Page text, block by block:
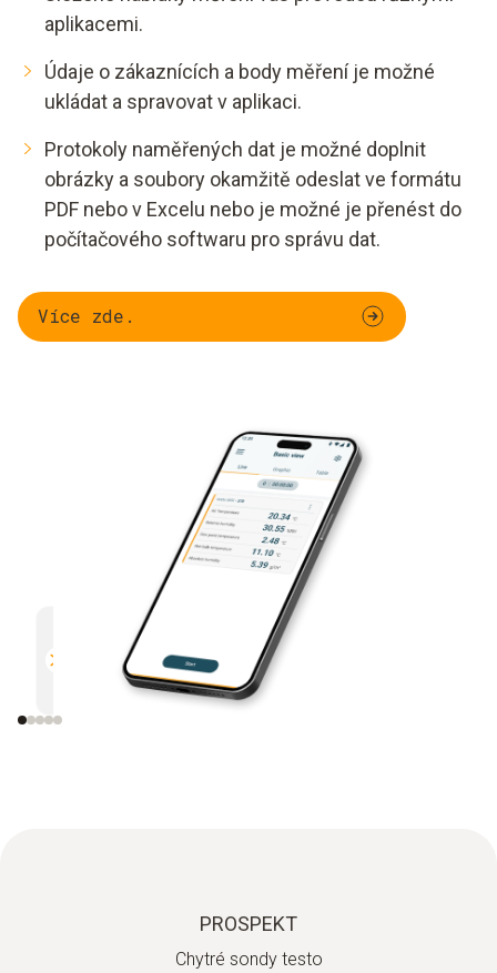
aplikacemi.
Údaje o zákaznících a body měření je možné
ukládat a spravovat v aplikaci.
Protokoly naměřených dat je možné doplnit
obrázky a soubory okamžitě odeslat ve formátu
PDF nebo v Excelu nebo je možné je přenést do
počítačového softwaru pro správu dat.
Více zde.
Multifunkční
Kompatibilní se všemi měřicími
přístroji Testo s Bluetooth.
PROSPEKT
Chytré sondy testo